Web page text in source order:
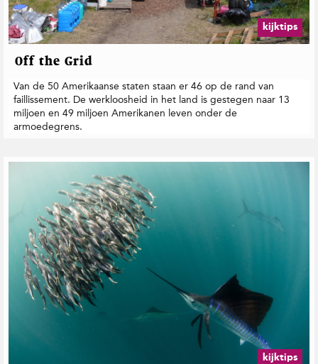
kijktips
Off the Grid
Van de 50 Amerikaanse staten staan er 46 op de rand van
faillissement. De werkloosheid in het land is gestegen naar 13
miljoen en 49 miljoen Amerikanen leven onder de
armoedegrens.
kijktips